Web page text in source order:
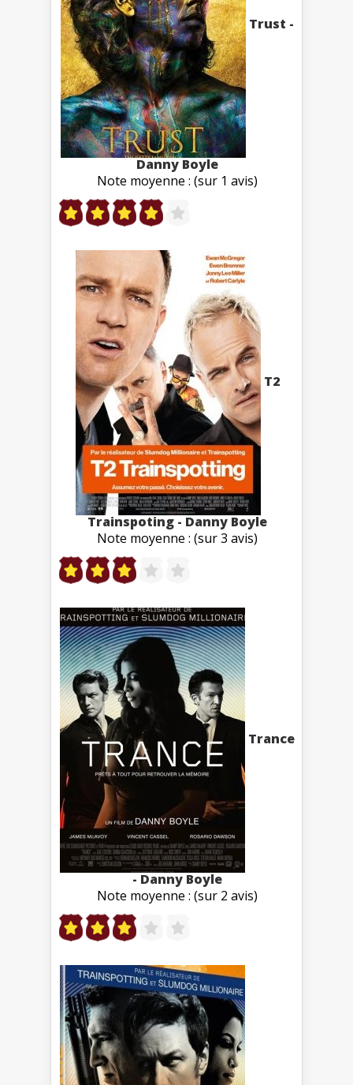
Trust -
Danny Boyle
Note moyenne : (sur 1 avis)
T2
Trainspoting - Danny Boyle
Note moyenne : (sur 3 avis)
Trance
- Danny Boyle
Note moyenne : (sur 2 avis)